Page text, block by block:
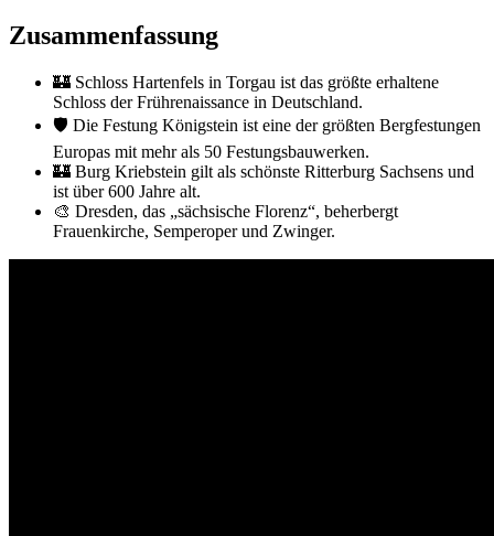
Zusammenfassung
🏰 Schloss Hartenfels in Torgau ist das größte erhaltene
Schloss der Frührenaissance in Deutschland.
🛡️ Die Festung Königstein ist eine der größten Bergfestungen
Europas mit mehr als 50 Festungsbauwerken.
🏰 Burg Kriebstein gilt als schönste Ritterburg Sachsens und
ist über 600 Jahre alt.
🎨 Dresden, das „sächsische Florenz“, beherbergt
Frauenkirche, Semperoper und Zwinger.